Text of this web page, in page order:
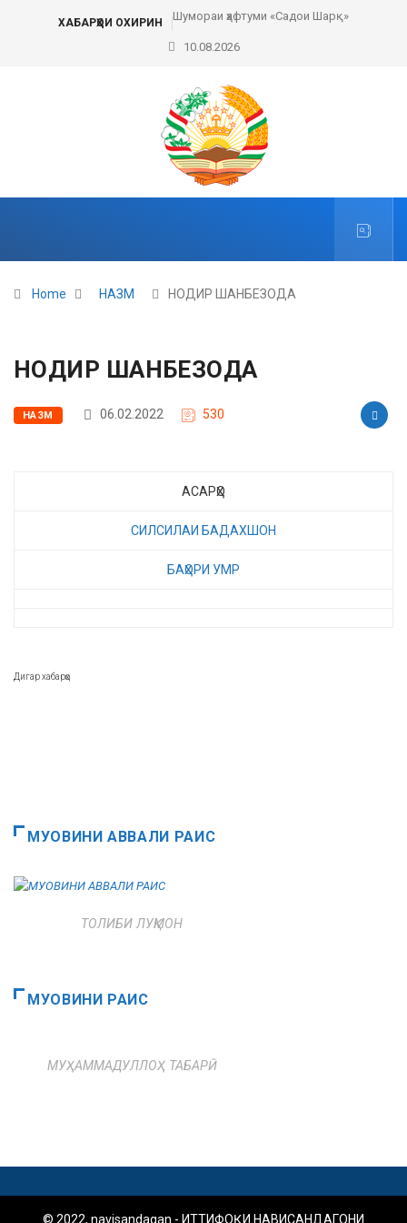
ХАБАРҲОИ ОХИРИН Шумораи ҳафтуми «Садои Шарқ»
10.08.2026
Home НАЗМ НОДИР ШАНБЕЗОДА
НОДИР ШАНБЕЗОДА
НАЗМ 06.02.2022 530
АСАРҲО
СИЛСИЛАИ БАДАХШОН
БАҲОРИ УМР
Дигар хабарҳо
МУОВИНИ АВВАЛИ РАИС
ТОЛИБИ ЛУҚМОН
МУОВИНИ РАИС
МУҲАММАДУЛЛОҲ ТАБАРӢ
© 2022, navisandagan - ИТТИФОҚИ НАВИСАНДАГОНИ